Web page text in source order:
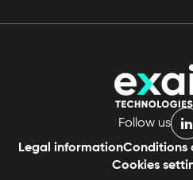
Follow us
Legal informationConditions
Cookies